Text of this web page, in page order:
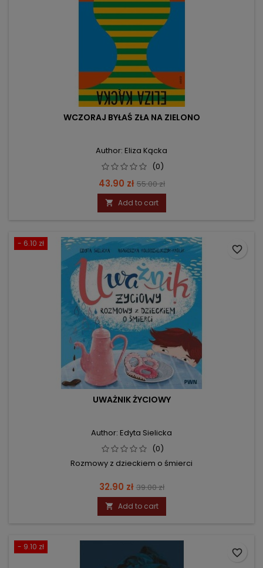
WCZORAJ BYŁAŚ ZŁA NA ZIELONO
Author: Eliza Kącka
(0)
Price
43.90 zł Regular
price
55.00 zł
 Add to cart
- 6.10 zł
UWAŻNIK ŻYCIOWY
Author: Edyta Sielicka
(0)
Rozmowy z dzieckiem o śmierci
Price
32.90 zł Regular
price
39.00 zł
 Add to cart
favorite_border
- 9.10 zł
favorite_border